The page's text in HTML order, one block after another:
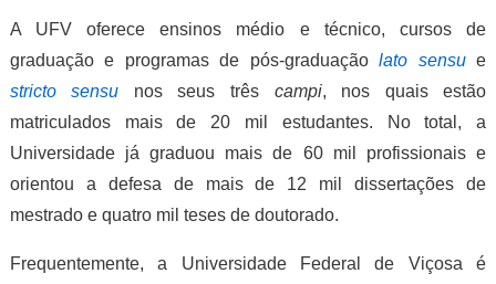
A UFV oferece ensinos médio e técnico, cursos de
graduação e programas de pós-graduaçãolato sensu e
stricto sensu nos seus três campi, nos quais estão
matriculados mais de 20 mil estudantes. No total, a
Universidade já graduou mais de 60 mil profissionais e
orientou a defesa de mais de 12 mil dissertações de
mestrado e quatro mil teses de doutorado.
Frequentemente, a Universidade Federal de Viçosa é